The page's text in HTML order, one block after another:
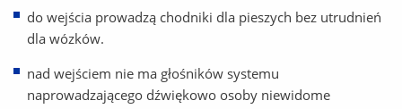
do wejścia prowadzą chodniki dla pieszych bez utrudnień
dla wózków.
nad wejściem nie ma głośników systemu
naprowadzającego dźwiękowo osoby niewidome